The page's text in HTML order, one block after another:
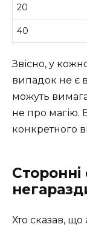
20
40
Звісно, у
випадок не є
можуть
не про магію.
конкретного
Хто сказав,